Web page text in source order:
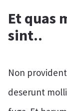
Et quas
sint..
Non
deserunt